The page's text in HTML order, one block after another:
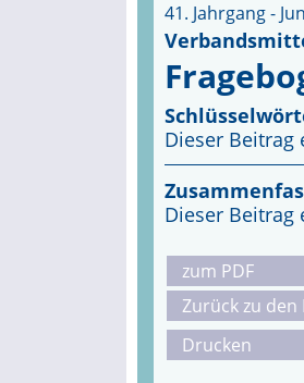
41. Jahrgang -
Dieser Beitrag
Dieser Beitrag
zum PDF
Zurück zu den
Drucken